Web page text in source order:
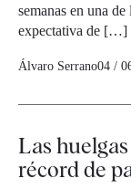
semanas en una
expectativa de […]
Álvaro Serrano04 /
Las
récord de